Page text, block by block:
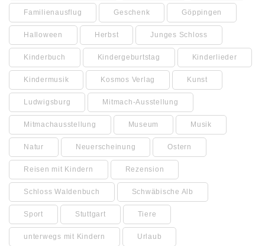
Familienausflug Geschenk Göppingen
Halloween Herbst Junges Schloss
Kinderbuch Kindergeburtstag Kinderlieder
Kindermusik Kosmos Verlag Kunst
Ludwigsburg Mitmach-Ausstellung
Mitmachausstellung Museum Musik
Natur Neuerscheinung Ostern
Reisen mit Kindern Rezension
Schloss Waldenbuch Schwäbische Alb
Sport Stuttgart Tiere
unterwegs mit Kindern Urlaub